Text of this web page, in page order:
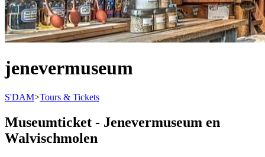
jenevermuseum
S'DAM>Tours & Tickets
Museumticket - Jenevermuseum en
Walvischmolen